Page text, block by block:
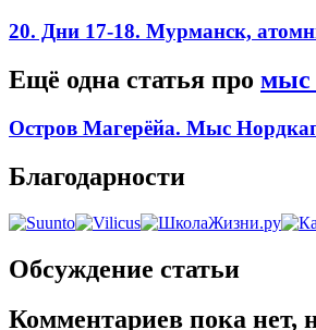
20. Дни 17-18. Мурманск,
Ещё одна статья про мыс
Остров Магерёйа. Мыс
Благодарности
Обсуждение статьи
Комментариев пока нет,